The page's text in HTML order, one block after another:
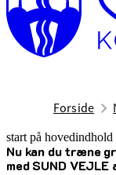
Forside
start på hovedindhold
Nu kan du træne
med SUND VEJLE
senest opdateret 29.